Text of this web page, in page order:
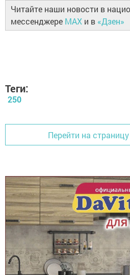
Читайте наши новости в
мессенджере MAX и в «Дзен»
Теги:
250
Перейти на